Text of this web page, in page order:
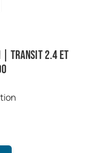
| Transit 2.4 et